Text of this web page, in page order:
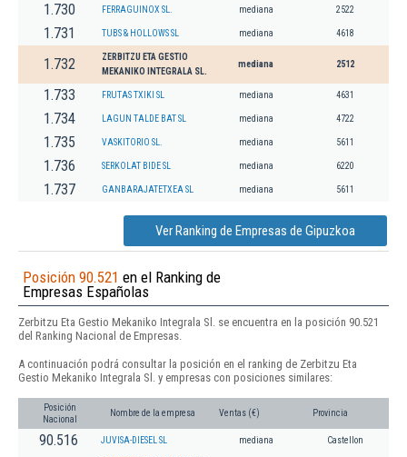
1.730 FERRAGUINOX SL. mediana 2522
1.731 TUBS & HOLLOWS SL mediana 4618
1.732
ZERBITZU ETA GESTIO
MEKANIKO INTEGRALA SL.
mediana 2512
1.733 FRUTAS TXIKI SL mediana 4631
1.734 LAGUN TALDE BAT SL mediana 4722
1.735 VASKITORIO SL. mediana 5611
1.736 SERKOLAT BIDE SL mediana 6220
1.737 GANBARAJATETXEA SL mediana 5611
Ver Ranking de Empresas de Gipuzkoa
Posición 90.521 en el Ranking de
Empresas Españolas
Zerbitzu Eta Gestio Mekaniko Integrala Sl. se encuentra en la posición 90.521
del Ranking Nacional de Empresas.
A continuación podrá consultar la posición en el ranking de Zerbitzu Eta
Gestio Mekaniko Integrala Sl. y empresas con posiciones similares:
Posición
Nacional
Nombre de la empresa Ventas (€) Provincia
90.516 JUVISA-DIESEL SL mediana Castellon